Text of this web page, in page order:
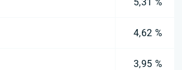
4,62 %
3,95 %